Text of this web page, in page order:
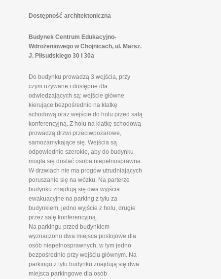
Dostępność architektoniczna
Budynek Centrum Edukacyjno-
Wdrożeniowego w Chojnicach, ul. Marsz.
J. Piłsudskiego 30 i 30a
Do budynku prowadzą 3 wejścia, przy
czym używane i dostępne dla
odwiedzających są: wejście główne
kierujące bezpośrednio na klatkę
schodową oraz wejście do holu przed salą
konferencyjną. Z holu na klatkę schodową
prowadzą drzwi przeciwpożarowe,
samozamykające się. Wejścia są
odpowiednio szerokie, aby do budynku
mogła się dostać osoba niepełnosprawna.
W drzwiach nie ma progów utrudniających
poruszanie się na wózku. Na parterze
budynku znajdują się dwa wyjścia
ewakuacyjne na parking z tyłu za
budynkiem, jedno wyjście z holu, drugie
przez salę konferencyjną.
Na parkingu przed budynkiem
wyznaczono dwa miejsca postojowe dla
osób niepełnosprawnych, w tym jedno
bezpośrednio przy wejściu głównym. Na
parkingu z tyłu budynku znajdują się dwa
miejsca parkingowe dla osób